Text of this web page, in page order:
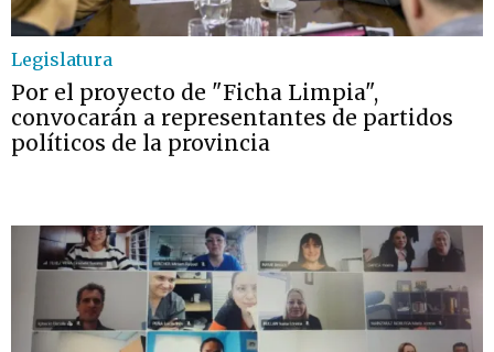
Legislatura
Por el proyecto de "Ficha Limpia",
convocarán a representantes de partidos
políticos de la provincia